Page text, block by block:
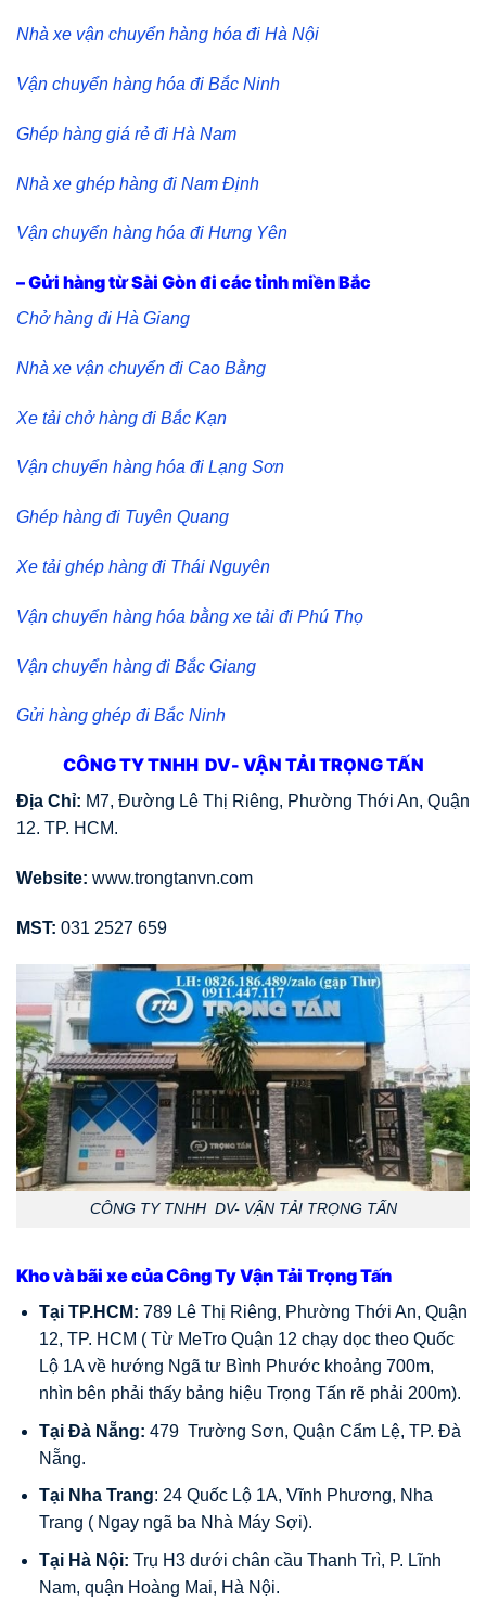
Nhà xe vận chuyển hàng hóa đi Hà Nội
Vận chuyển hàng hóa đi Bắc Ninh
Ghép hàng giá rẻ đi Hà Nam
Nhà xe ghép hàng đi Nam Định
Vận chuyển hàng hóa đi Hưng Yên
– Gửi hàng từ Sài Gòn đi các tỉnh miền Bắc
Chở hàng đi Hà Giang
Nhà xe vận chuyển đi Cao Bằng
Xe tải chở hàng đi Bắc Kạn
Vận chuyển hàng hóa đi Lạng Sơn
Ghép hàng đi Tuyên Quang
Xe tải ghép hàng đi Thái Nguyên
Vận chuyển hàng hóa bằng xe tải đi Phú Thọ
Vận chuyển hàng đi Bắc Giang
Gửi hàng ghép đi Bắc Ninh
CÔNG TY TNHH DV- VẬN TẢI TRỌNG TẤN
Địa Chỉ: M7, Đường Lê Thị Riêng, Phường Thới An, Quận
12. TP. HCM.
Website: www.trongtanvn.com
MST: 031 2527 659
CÔNG TY TNHH DV- VẬN TẢI TRỌNG TẤN
Kho và bãi xe của Công Ty Vận Tải Trọng Tấn
Tại TP.HCM: 789 Lê Thị Riêng, Phường Thới An, Quận
12, TP. HCM ( Từ MeTro Quận 12 chạy dọc theo Quốc
Lộ 1A về hướng Ngã tư Bình Phước khoảng 700m,
nhìn bên phải thấy bảng hiệu Trọng Tấn rẽ phải 200m).
Tại Đà Nẵng: 479 Trường Sơn, Quận Cẩm Lệ, TP. Đà
Nẵng.
Tại Nha Trang: 24 Quốc Lộ 1A, Vĩnh Phương, Nha
Trang ( Ngay ngã ba Nhà Máy Sợi).
Tại Hà Nội: Trụ H3 dưới chân cầu Thanh Trì, P. Lĩnh
Nam, quận Hoàng Mai, Hà Nội.